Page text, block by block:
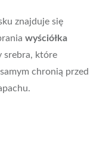
znajduje się
wyściółka
srebra, które
chronią przed